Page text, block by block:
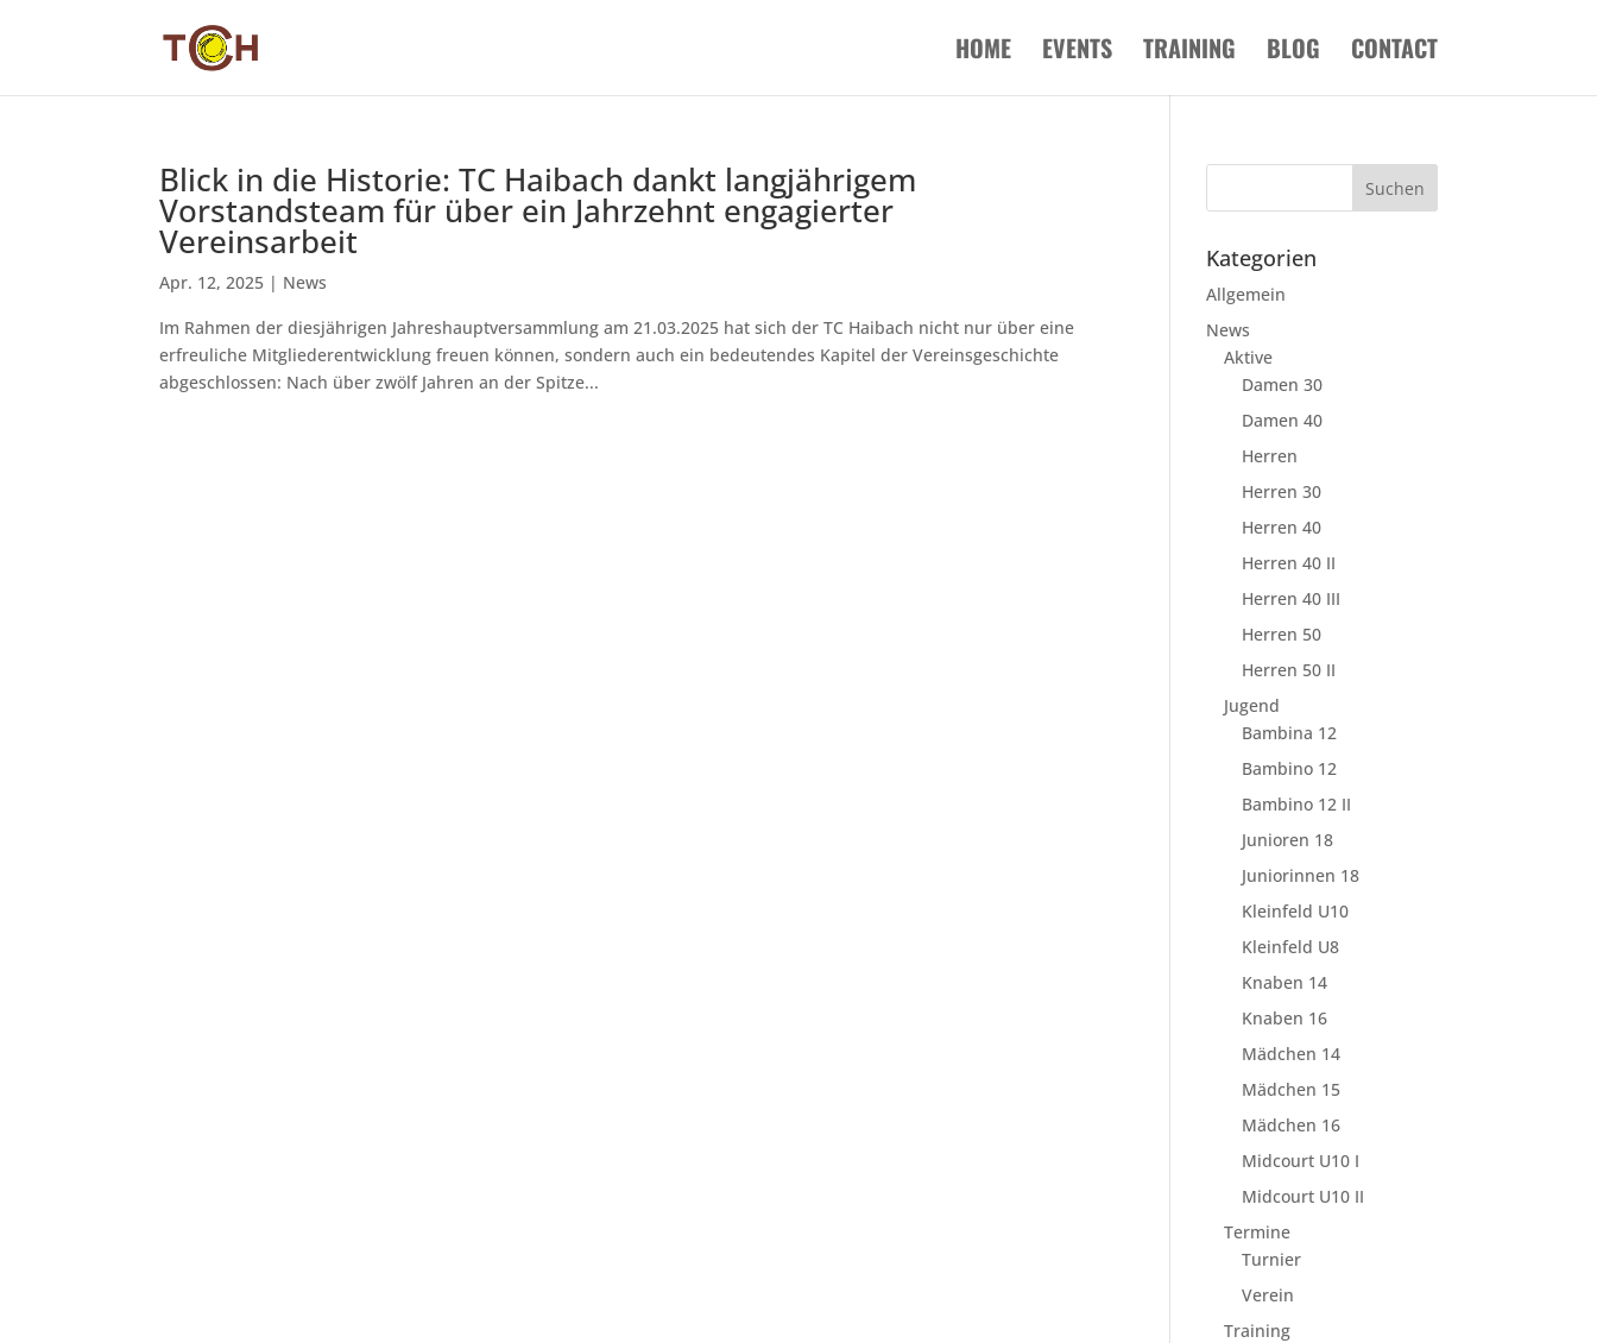
HOME EVENTS TRAINING BLOG CONTACT
Blick in die Historie: TC Haibach dankt langjährigem
Vorstandsteam für über ein Jahrzehnt engagierter
Vereinsarbeit
Apr. 12, 2025 | News
Im Rahmen der diesjährigen Jahreshauptversammlung am 21.03.2025 hat sich der TC Haibach nicht nur über eine
erfreuliche Mitgliederentwicklung freuen können, sondern auch ein bedeutendes Kapitel der Vereinsgeschichte
abgeschlossen: Nach über zwölf Jahren an der Spitze...
Kategorien
Allgemein
News
Aktive
Damen 30
Damen 40
Herren
Herren 30
Herren 40
Herren 40 II
Herren 40 III
Herren 50
Herren 50 II
Jugend
Bambina 12
Bambino 12
Bambino 12 II
Junioren 18
Juniorinnen 18
Kleinfeld U10
Kleinfeld U8
Knaben 14
Knaben 16
Mädchen 14
Mädchen 15
Mädchen 16
Midcourt U10 I
Midcourt U10 II
Termine
Turnier
Verein
Training